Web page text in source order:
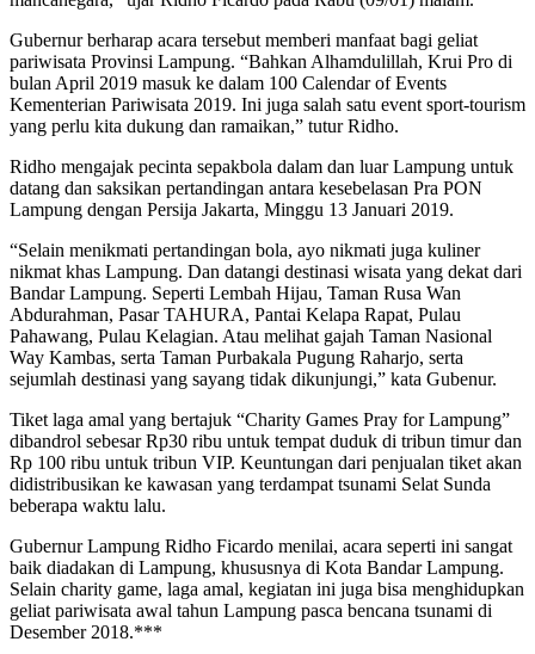
Gubernur berharap acara tersebut memberi manfaat bagi geliat
pariwisata Provinsi Lampung. “Bahkan Alhamdulillah, Krui Pro di
bulan April 2019 masuk ke dalam 100 Calendar of Events
Kementerian Pariwisata 2019. Ini juga salah satu event sport-tourism
yang perlu kita dukung dan ramaikan,” tutur Ridho.
Ridho mengajak pecinta sepakbola dalam dan luar Lampung untuk
datang dan saksikan pertandingan antara kesebelasan Pra PON
Lampung dengan Persija Jakarta, Minggu 13 Januari 2019.
“Selain menikmati pertandingan bola, ayo nikmati juga kuliner
nikmat khas Lampung. Dan datangi destinasi wisata yang dekat dari
Bandar Lampung. Seperti Lembah Hijau, Taman Rusa Wan
Abdurahman, Pasar TAHURA, Pantai Kelapa Rapat, Pulau
Pahawang, Pulau Kelagian. Atau melihat gajah Taman Nasional
Way Kambas, serta Taman Purbakala Pugung Raharjo, serta
sejumlah destinasi yang sayang tidak dikunjungi,” kata Gubenur.
Tiket laga amal yang bertajuk “Charity Games Pray for Lampung”
dibandrol sebesar Rp30 ribu untuk tempat duduk di tribun timur dan
Rp 100 ribu untuk tribun VIP. Keuntungan dari penjualan tiket akan
didistribusikan ke kawasan yang terdampat tsunami Selat Sunda
beberapa waktu lalu.
Gubernur Lampung Ridho Ficardo menilai, acara seperti ini sangat
baik diadakan di Lampung, khususnya di Kota Bandar Lampung.
Selain charity game, laga amal, kegiatan ini juga bisa menghidupkan
geliat pariwisata awal tahun Lampung pasca bencana tsunami di
Desember 2018.***